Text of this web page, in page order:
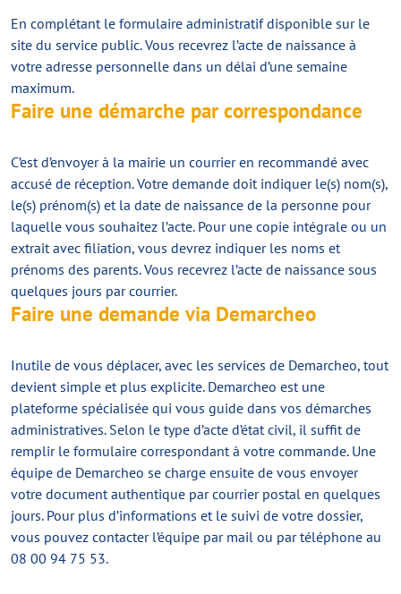
En complétant le formulaire administratif disponible sur le
site du service public. Vous recevrez l’acte de naissance à
votre adresse personnelle dans un délai d’une semaine
maximum.
Faire une démarche par correspondance
C’est d’envoyer à la mairie un courrier en recommandé avec
accusé de réception. Votre demande doit indiquer le(s) nom(s),
le(s) prénom(s) et la date de naissance de la personne pour
laquelle vous souhaitez l’acte. Pour une copie intégrale ou un
extrait avec filiation, vous devrez indiquer les noms et
prénoms des parents. Vous recevrez l’acte de naissance sous
quelques jours par courrier.
Faire une demande via Demarcheo
Inutile de vous déplacer, avec les services de Demarcheo, tout
devient simple et plus explicite. Demarcheo est une
plateforme spécialisée qui vous guide dans vos démarches
administratives. Selon le type d’acte d’état civil, il suffit de
remplir le formulaire correspondant à votre commande. Une
équipe de Demarcheo se charge ensuite de vous envoyer
votre document authentique par courrier postal en quelques
jours. Pour plus d’informations et le suivi de votre dossier,
vous pouvez contacter l’équipe par mail ou par téléphone au
08 00 94 75 53.